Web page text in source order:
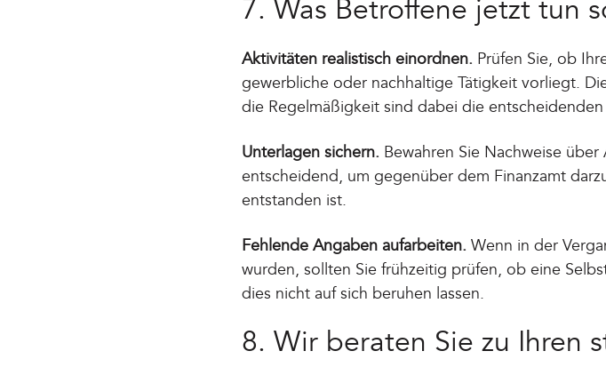
7. Was Betroffene jetzt tun
Aktivitäten realistisch einordnen. Prüfen Sie, ob
gewerbliche oder nachhaltige Tätigkeit vorliegt.
die Regelmäßigkeit sind dabei die
Unterlagen sichern. Bewahren Sie Nachweise
entscheidend, um gegenüber dem Finanzamt
entstanden ist.
Fehlende Angaben aufarbeiten. Wenn in der
wurden, sollten Sie frühzeitig prüfen, ob eine
dies nicht auf sich beruhen lassen.
8. Wir beraten Sie zu Ihren